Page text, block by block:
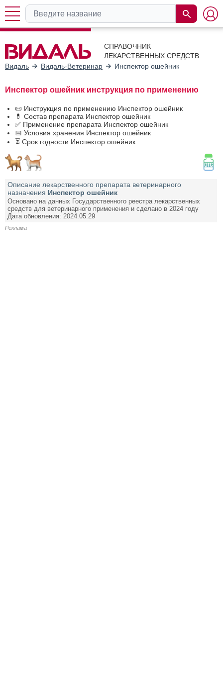
СПРАВОЧНИК
ЛЕКАРСТВЕННЫХ СРЕДСТВ
Видаль
Видаль-Ветеринар Инспектор ошейник
Инспектор ошейник инструкция по применению
📜 Инструкция по применению Инспектор ошейник
💊 Состав препарата Инспектор ошейник
✅ Применение препарата Инспектор ошейник
📅 Условия хранения Инспектор ошейник
⏳ Срок годности Инспектор ошейник
Описание лекарственного препарата ветеринарного
назначения Инспектор ошейник
Основано на данных Государственного реестра лекарственных
средств для ветеринарного применения и сделано в 2024 году
Дата обновления: 2024.05.29
Реклама